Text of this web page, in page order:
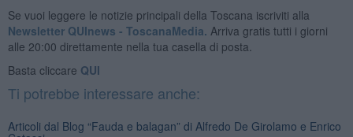
Se vuoi leggere le notizie principali della Toscana iscriviti alla
Newsletter QUInews - ToscanaMedia. Arriva gratis tutti i giorni
alle 20:00 direttamente nella tua casella di posta.
Basta cliccare QUI
Ti potrebbe interessare anche:
Articoli dal Blog “Fauda e balagan” di Alfredo De Girolamo e Enrico